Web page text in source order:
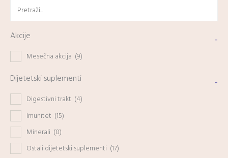
Akcije -
Mesečna akcija (9)
Dijetetski suplementi -
Digestivni trakt (4)
Imunitet (15)
Minerali (0)
Ostali dijetetski suplementi (17)